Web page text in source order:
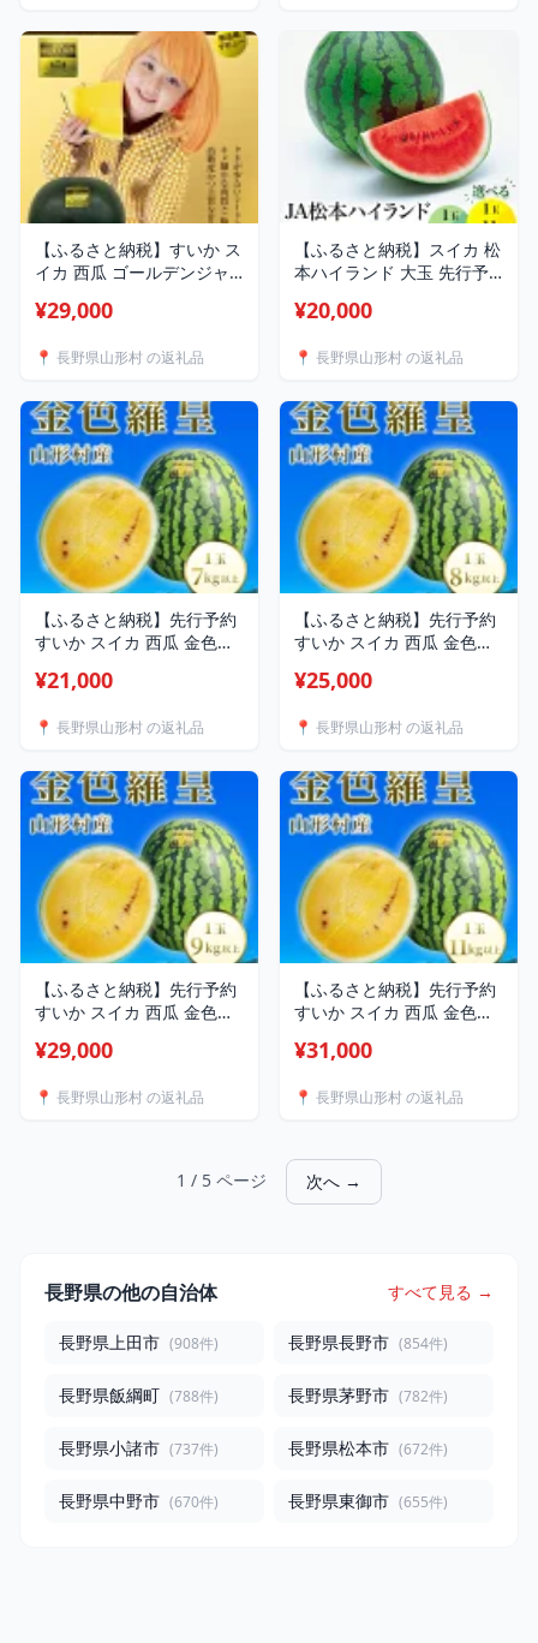
【ふるさと納税】すいか ス
イカ 西瓜 ゴールデンジャ
甘い 黄色 山形村 長野県 新
ジャック 1玉（9kg以上）
¥29,000
📍 長野県山形村 の返礼品
【ふるさと納税】スイカ 松
本ハイランド 大玉 先行予
る 7kg 11kg【2026年7月中
¥20,000
📍 長野県山形村 の返礼品
【ふるさと納税】先行予約
すいか スイカ 西瓜 金色羅
気 新品種 黄色 ゴールド 数
金色羅皇 1玉（7kg以上）
¥21,000
📍 長野県山形村 の返礼品
【ふるさと納税】先行予約
すいか スイカ 西瓜 金色羅
気 新品種 黄色 ゴールド 数
金色羅皇 1玉（8kg以上）
¥25,000
📍 長野県山形村 の返礼品
【ふるさと納税】先行予約
すいか スイカ 西瓜 金色羅
気 新品種 黄色 ゴールド 数
金色羅皇 1玉（9kg以上）
¥29,000
📍 長野県山形村 の返礼品
【ふるさと納税】先行予約
すいか スイカ 西瓜 金色羅
気 新品種 黄色 ゴールド 数
金色羅皇 1玉（11kg以上）
¥31,000
📍 長野県山形村 の返礼品
1 / 5 ページ 次へ →
長野県の他の自治体 すべて見る →
長野県上田市 (908件) 長野県長野市 (854件)
長野県飯綱町 (788件) 長野県茅野市 (782件)
長野県小諸市 (737件) 長野県松本市 (672件)
長野県中野市 (670件) 長野県東御市 (655件)